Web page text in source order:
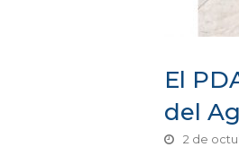
El
del
2 de